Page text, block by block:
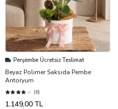
Perşembe Ücretsiz Teslimat
Beyaz Polimer Saksıda Pembe
Antoryum
(6)
1.149,00 TL